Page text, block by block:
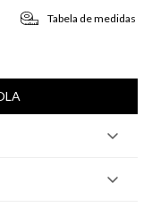
Tabela de medidas